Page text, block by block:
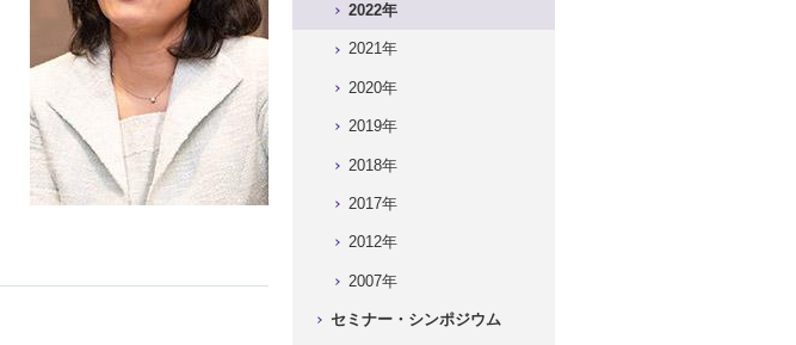
2022年
2021年
2020年
2019年
2018年
2017年
2012年
2007年
セミナー・シンポジウム